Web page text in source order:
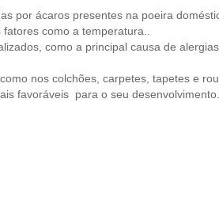
por ácaros presentes na poeira
como a temperatura..
como a principal causa de
nos colchões, carpetes, tapetes e
favoráveis para o seu desenvolvimento.